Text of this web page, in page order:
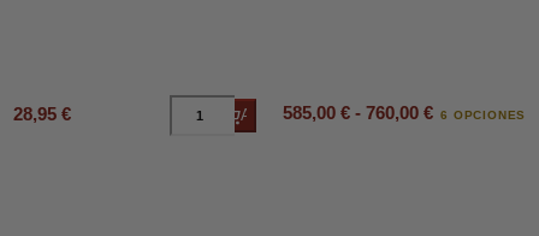
28,95 € Añadir al carrito
585,00 € - 760,00 € 6 OPCIONES